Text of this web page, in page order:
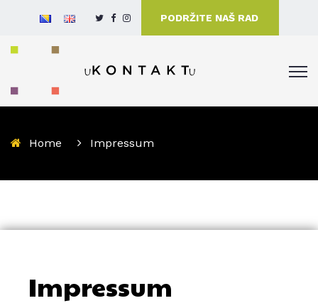
PODRŽITE NAŠ RAD
Home Impressum
Impressum